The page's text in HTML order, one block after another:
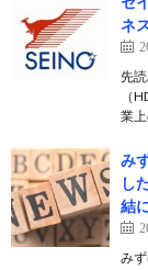
ネ
先
（
業
み
し
結
み